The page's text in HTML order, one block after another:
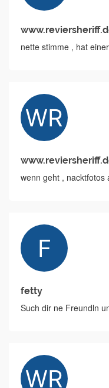
nette stimme , hat
wenn geht , nacktfotos
fetty
Such dir ne Freundln